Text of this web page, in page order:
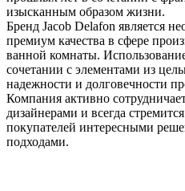
изысканным образом жизни.
Бренд Jacob Delafon является
премиум качества в сфере
ванной комнаты.
сочетании с элементами из
надежности и долговечности
Компания активно
дизайнерами и всегда
покупателей интересными
подходами.